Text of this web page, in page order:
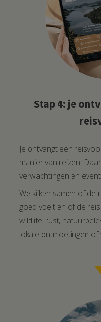
Stap 4: je
Je ontvangt een
manier van reizen.
verwachtingen en
We kijken samen of de
goed voelt en of de
wildlife, rust,
lokale ontmoetingen of